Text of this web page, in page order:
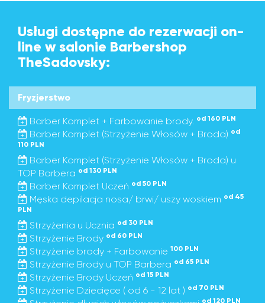
Usługi dostępne do rezerwacji on-
line w salonie Barbershop
TheSadovsky:
Fryzjerstwo
Barber Komplet + Farbowanie brody. od 160 PLN
Barber Komplet (Strzyżenie Włosów + Broda) od
110 PLN
Barber Komplet (Strzyżenie Włosów + Broda) u
TOP Barbera od 130 PLN
Barber Komplet Uczeń od 50 PLN
Męska depilacja nosa/ brwi/ uszy woskiem od 45
PLN
Strzyżenia u Ucznia od 30 PLN
Strzyżenie Brody od 60 PLN
Strzyżenie brody + Farbowanie 100 PLN
Strzyżenie Brody u TOP Barbera od 65 PLN
Strzyżenie Brody Uczeń od 15 PLN
Strzyżenie Dziecięce ( od 6 - 12 lat ) od 70 PLN
od 120 PLN